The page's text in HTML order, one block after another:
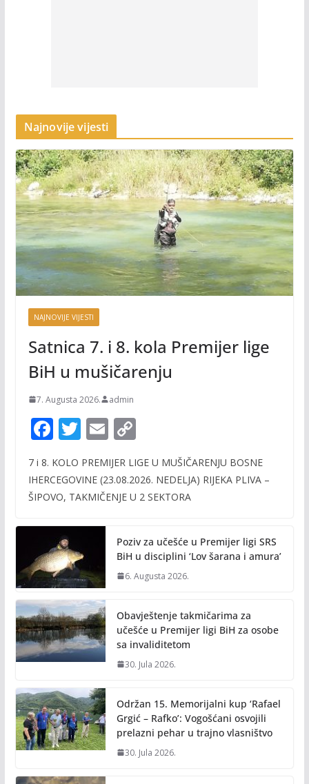
Najnovije vijesti
NAJNOVIJE VIJESTI
Satnica 7. i 8. kola Premijer lige
BiH u mušičarenju
7. Augusta 2026. admin
F
e
b
o
k
T
itt
er
E
ai
l
C
p
y
n
k
7 i 8. KOLO PREMIJER LIGE U MUŠIČARENJU BOSNE
IHERCEGOVINE (23.08.2026. NEDELJA) RIJEKA PLIVA –
ŠIPOVO, TAKMIČENJE U 2 SEKTORA
Poziv za učešće u Premijer ligi SRS
BiH u disciplini ‘Lov šarana i amura’
6. Augusta 2026.
Obavještenje takmičarima za
učešće u Premijer ligi BiH za osobe
sa invaliditetom
30. Jula 2026.
Održan 15. Memorijalni kup ‘Rafael
Grgić – Rafko’: Vogošćani osvojili
prelazni pehar u trajno vlasništvo
30. Jula 2026.